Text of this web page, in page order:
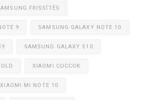
FRISSÍTÉS
9 SAMSUNG GALAXY NOTE 10
SAMSUNG GALAXY S10
XIAOMI CUCCOK
XIAOMI MI NOTE 10